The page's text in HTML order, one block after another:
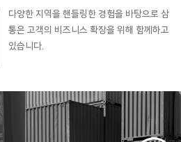
다양한 지역을 핸들링한 경험을 바탕으로 삼
통은 고객의 비즈니스 확장을 위해 함께하고
있습니다.